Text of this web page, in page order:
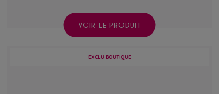
VOIR LE PRODUIT
EXCLU BOUTIQUE